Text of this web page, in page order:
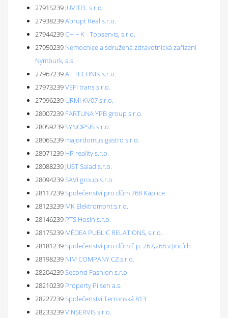
27915239 JUVITEL s.r.o.
27938239Abrupt Real s.r.o.
27944239CH + K - Topservis, s.r.o.
27950239 Nemocnice a sdružená zdravotnická zařízení
Nymburk, a.s.
27967239AT TECHNIK s.r.o.
27973239VEFI trans s.r.o.
27996239 URMI KV07 s.r.o.
28007239 FARTUNA YPB group s.r.o.
28059239SYNOPSIS s.r.o.
28065239 majordomus gastro s.r.o.
28071239 HP reality s.r.o.
28088239 JUST Salad s.r.o.
28094239SAVI group s.r.o.
28117239Společenství pro dům 768 Kaplice
28123239 MK Elektromont s.r.o.
28146239 PTS Hosín s.r.o.
28175239 MÉDEA PUBLIC RELATIONS, s.r.o.
28181239Společenství pro dům č.p. 267,268 v Jincích
28198239 NIM COMPANY CZ s.r.o.
28204239Second Fashion s.r.o.
28210239 Property Pilsen a.s.
28227239Společenství Terronská 813
28233239VINSERVIS s.r.o.